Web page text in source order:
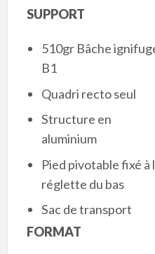
SUPPORT
510gr Bâche
B1
Quadri recto seul
Structure en
aluminium
Pied pivotable fixé à
réglette du bas
Sac de transport
FORMAT